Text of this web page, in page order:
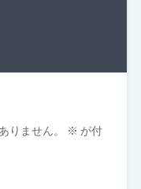
りません。 ※ が付